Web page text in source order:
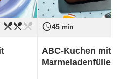
mittel
restaurant_menurestaurant_menurestaurant_menu access_time45 min
Schwierigkeit
ABC-Kuchen mit
Marmeladenfülle